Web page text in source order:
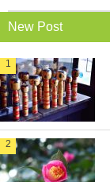
New Post